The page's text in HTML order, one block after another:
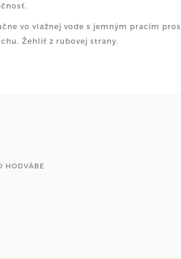
vo vlažnej vode s jemným pracím
Žehliť z rubovej strany.
HODVÁBE